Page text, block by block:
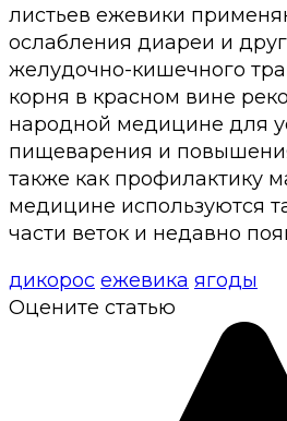
листьев ежевики
ослабления диареи и
желудочно-кишечного
корня в красном вине
народной медицине для
пищеварения и
также как профилактику
медицине используются
части веток и недавно
дикорос ежевика ягоды
Оцените статью